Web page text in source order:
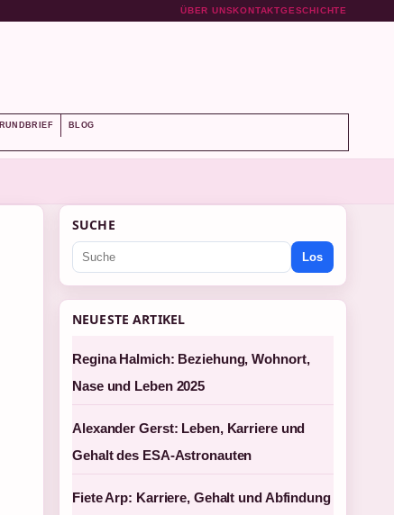
ÜBER UNSKONTAKTGESCHICHTE
RUNDBRIEF BLOG
SUCHE
Los
NEUESTE ARTIKEL
Regina Halmich: Beziehung, Wohnort,
Nase und Leben 2025
Alexander Gerst: Leben, Karriere und
Gehalt des ESA-Astronauten
Fiete Arp: Karriere, Gehalt und Abfindung